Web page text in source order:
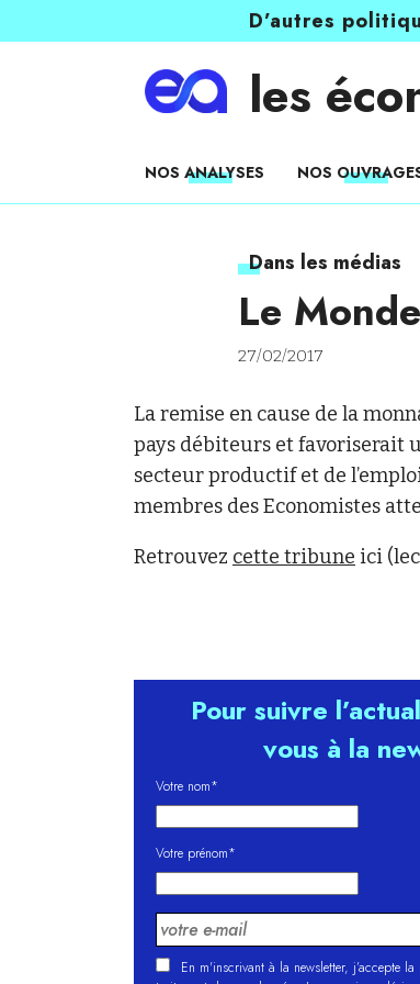
D’autres
les
NOS ANALYSES NOS
Dans les médias
Le
27/02/2017
La remise en cause de la
pays débiteurs et favoriserait
secteur productif et de
membres des Economistes
Retrouvez cette tribune ici
Pour suivre
vous à la
Votre nom*
Votre prénom*
En m'inscrivant à la newsletter, j’accepte la